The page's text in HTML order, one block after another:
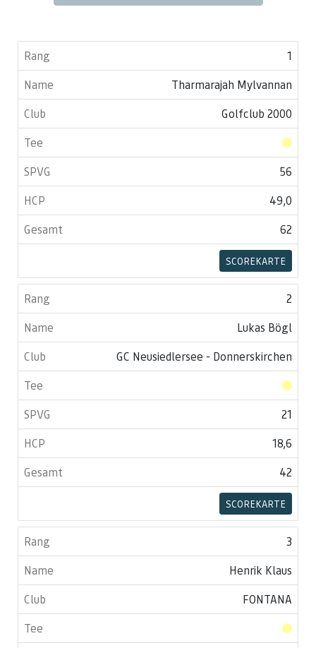
1
Tharmarajah Mylvannan
Golfclub 2000
56
49,0
62
SCOREKARTE
2
Lukas Bögl
GC Neusiedlersee - Donnerskirchen
21
18,6
42
SCOREKARTE
3
Henrik Klaus
FONTANA